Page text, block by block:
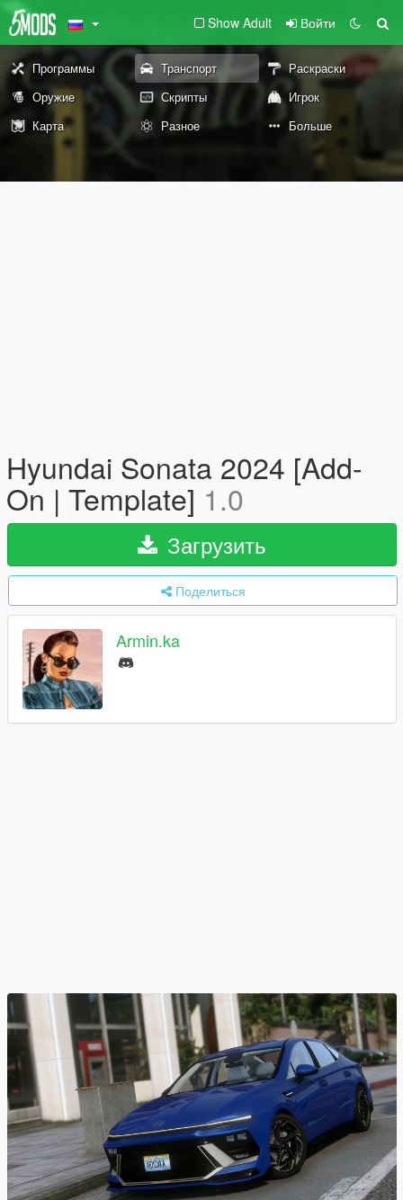
Show Adult Войти
Программы Транспорт
Раскраски
Оружие
Скрипты
Игрок
Карта
Разное Больше
Hyundai Sonata 2024 [Add-
On | Template] 1.0
Загрузить
Поделиться
Armin.ka